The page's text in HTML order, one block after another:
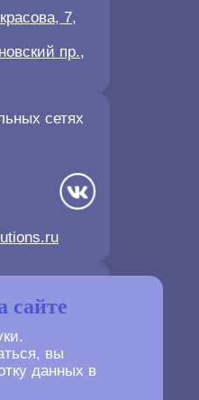
сайте
вы
данных в
сетях
7,
пр.,